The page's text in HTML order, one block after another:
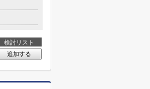
検討リスト
追加する